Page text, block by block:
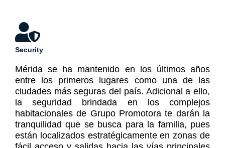
Security
Mérida se ha mantenido en los últimos años
entre los primeros lugares como una de las
ciudades más seguras del país. Adicional a ello,
la seguridad brindada en los complejos
habitacionales de Grupo Promotora te darán la
tranquilidad que se busca para la familia, pues
están localizados estratégicamente en zonas de